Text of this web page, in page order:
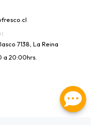
7138, La Reina
a 20:00hrs.